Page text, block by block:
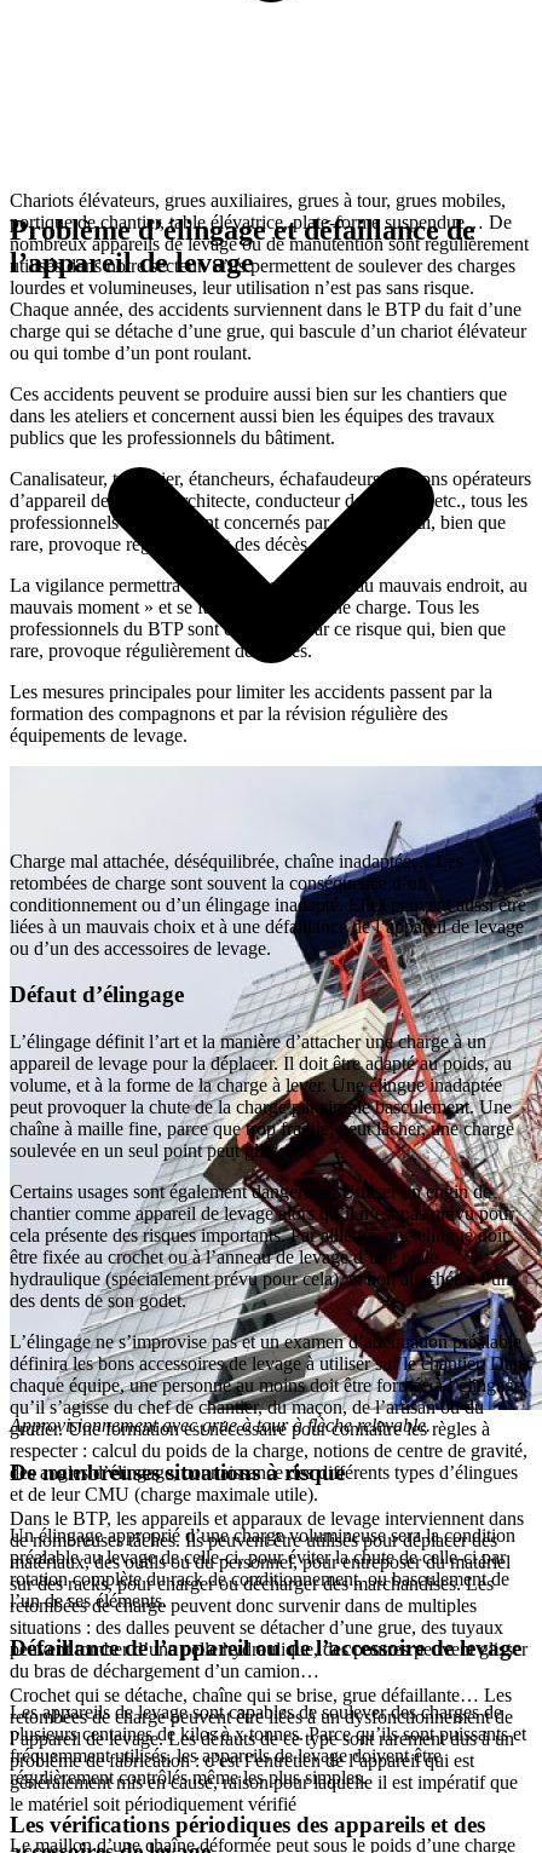
Chariots élévateurs, grues auxiliaires, grues à tour, grues mobiles,
portique de chantier, table élévatrice, plate-forme suspendue… De
nombreux appareils de levage ou de manutention sont régulièrement
utilisés dans notre secteur. S’ils permettent de soulever des charges
lourdes et volumineuses, leur utilisation n’est pas sans risque.
Chaque année, des accidents surviennent dans le BTP du fait d’une
charge qui se détache d’une grue, qui bascule d’un chariot élévateur
ou qui tombe d’un pont roulant.
Ces accidents peuvent se produire aussi bien sur les chantiers que
dans les ateliers et concernent aussi bien les équipes des travaux
publics que les professionnels du bâtiment.
Canalisateur, terrassier, étancheurs, échafaudeurs, maçons opérateurs
d’appareil de levage, architecte, conducteur de travaux, etc., tous les
professionnels du BTP sont concernés par ce risque qui, bien que
rare, provoque régulièrement des décès.
La vigilance permettra de ne pas se trouver « au mauvais endroit, au
mauvais moment » et se faire écraser par une charge. Tous les
professionnels du BTP sont concernés par ce risque qui, bien que
rare, provoque régulièrement des décès.
Les mesures principales pour limiter les accidents passent par la
formation des compagnons et par la révision régulière des
équipements de levage.
Approvisionnement avec grue à tour à flèche relevable.
De nombreuses situations à risque
Dans le BTP, les appareils et apparaux de levage interviennent dans
de nombreuses tâches. Ils peuvent être utilisés pour déplacer des
matériaux, des outils ou du personnel, pour entreposer du matériel
sur des racks, pour charger ou décharger des marchandises. Les
retombées de charge peuvent donc survenir dans de multiples
situations : des dalles peuvent se détacher d’une grue, des tuyaux
peuvent tomber d’une pelle hydraulique, des poutres peuvent glisser
du bras de déchargement d’un camion…
Les appareils de levage sont capables de soulever des charges de
plusieurs centaines de kilos à x tonnes. Parce qu’ils sont puissants et
fréquemment utilisés, les appareils de levage doivent être
régulièrement contrôlés même les plus simples.
Les vérifications périodiques des appareils et des
Problème d’élingage et défaillance de
l’appareil de levage
Charge mal attachée, déséquilibrée, chaîne inadaptée… Les
retombées de charge sont souvent la conséquence d’un
conditionnement ou d’un élingage inadapté. Elles peuvent aussi être
liées à un mauvais choix et à une défaillance de l’appareil de levage
ou d’un des accessoires de levage.
Défaut d’élingage
L’élingage définit l’art et la manière d’attacher une charge à un
appareil de levage pour la déplacer. Il doit être adapté au poids, au
volume, et à la forme de la charge à lever. Une élingue inadaptée
peut provoquer la chute de la charge par simple basculement. Une
chaîne à maille fine, parce que trop fragile, peut lâcher, une charge
soulevée en un seul point peut glisser…
Certains usages sont également dangereux. Utiliser un engin de
chantier comme appareil de levage alors qu’il n’est pas prévu pour
cela présente des risques importants. Par ailleurs, une élingue doit
être fixée au crochet ou à l’anneau de levage d’une pelle
hydraulique (spécialement prévu pour cela), et non attachée à l’une
des dents de son godet.
L’élingage ne s’improvise pas et un examen d’adéquation préalable
définira les bons accessoires de levage à utiliser sur le chantier. Dans
chaque équipe, une personne au moins doit être formée à l’élingage,
qu’il s’agisse du chef de chantier, du maçon, de l’artisan ou du
grutier. Une formation est nécessaire pour connaître les règles à
respecter : calcul du poids de la charge, notions de centre de gravité,
des angles d’élingage, connaissance des différents types d’élingues
et de leur CMU (charge maximale utile).
Un élingage approprié d’une charge volumineuse sera la condition
préalable au levage de celle-ci, pour éviter la chute de celle-ci par
rotation complète du rack de conditionnement, ou basculement de
l’un de ses éléments.
Défaillance de l’appareil ou de l’accessoire de levage
Crochet qui se détache, chaîne qui se brise, grue défaillante… Les
retombées de charge peuvent être liées à un dysfonctionnement de
l’appareil de levage. Les défauts de ce type sont rarement dus à un
problème de fabrication : c’est l’entretien de l’appareil qui est
généralement mis en cause, raison pour laquelle il est impératif que
le matériel soit périodiquement vérifié
Le maillon d’une chaîne déformée peut sous le poids d’une charge